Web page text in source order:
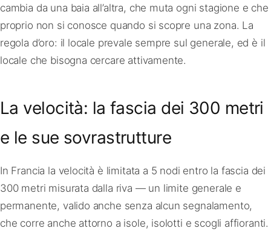
cambia da una baia all’altra, che muta ogni stagione e che
proprio non si conosce quando si scopre una zona. La
regola d’oro: il locale prevale sempre sul generale, ed è il
locale che bisogna cercare attivamente.
La velocità: la fascia dei 300 metri
e le sue sovrastrutture
In Francia la velocità è limitata a 5 nodi entro la fascia dei
300 metri misurata dalla riva — un limite generale e
permanente, valido anche senza alcun segnalamento,
che corre anche attorno a isole, isolotti e scogli affioranti.